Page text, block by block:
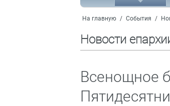
На главную / События /
Новости
Всенощное